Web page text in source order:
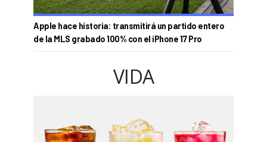
Apple hace historia: transmitirá un partido entero
de la MLS grabado 100% con el iPhone 17 Pro
VIDA